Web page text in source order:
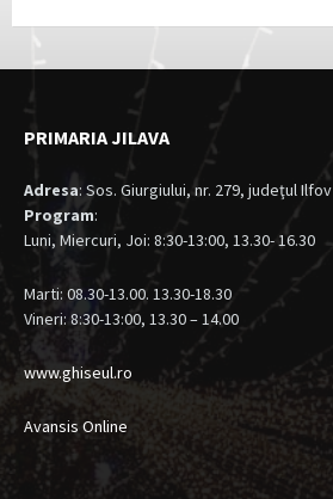
PRIMARIA JILAVA
Adresa: Sos. Giurgiului, nr. 279, judeţul Ilfov
Program:
Luni, Miercuri, Joi: 8:30-13:00, 13.30- 16.30
Marti: 08.30-13.00. 13.30-18.30
Vineri: 8:30-13:00, 13.30 – 14.00
www.ghiseul.ro
Avansis Online